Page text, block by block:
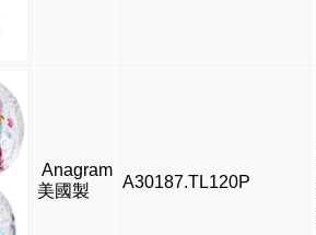
Anagram
美國製
A30187.TL120P